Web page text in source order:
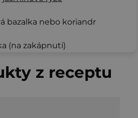
bazalka nebo koriandr
(na zakápnutí)
z receptu